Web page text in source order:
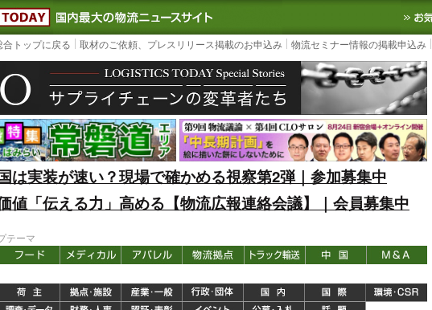
LOGISTICS TODAY｜国内最大の物流ニュースサイト3PL, SCMなど国内外
トップに戻る 取材のご依頼、プレスリリース掲載のお申込み 物流セミナー情報の掲載申込み
は実装が速い？現場で確かめる視察第2弾｜参加募集中
値「伝える力」高める【物流広報連絡会議】｜会員募集中
テーマ